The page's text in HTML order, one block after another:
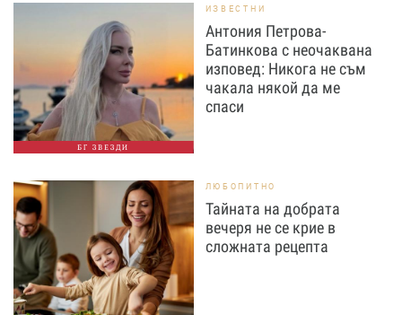
БГ ЗВЕЗДИ
ИЗВЕСТНИ
Антония Петрова-
Батинкова с неочаквана
изповед: Никога не съм
чакала някой да ме
спаси
ЛЮБОПИТНО
Тайната на добрата
вечеря не се крие в
сложната рецепта